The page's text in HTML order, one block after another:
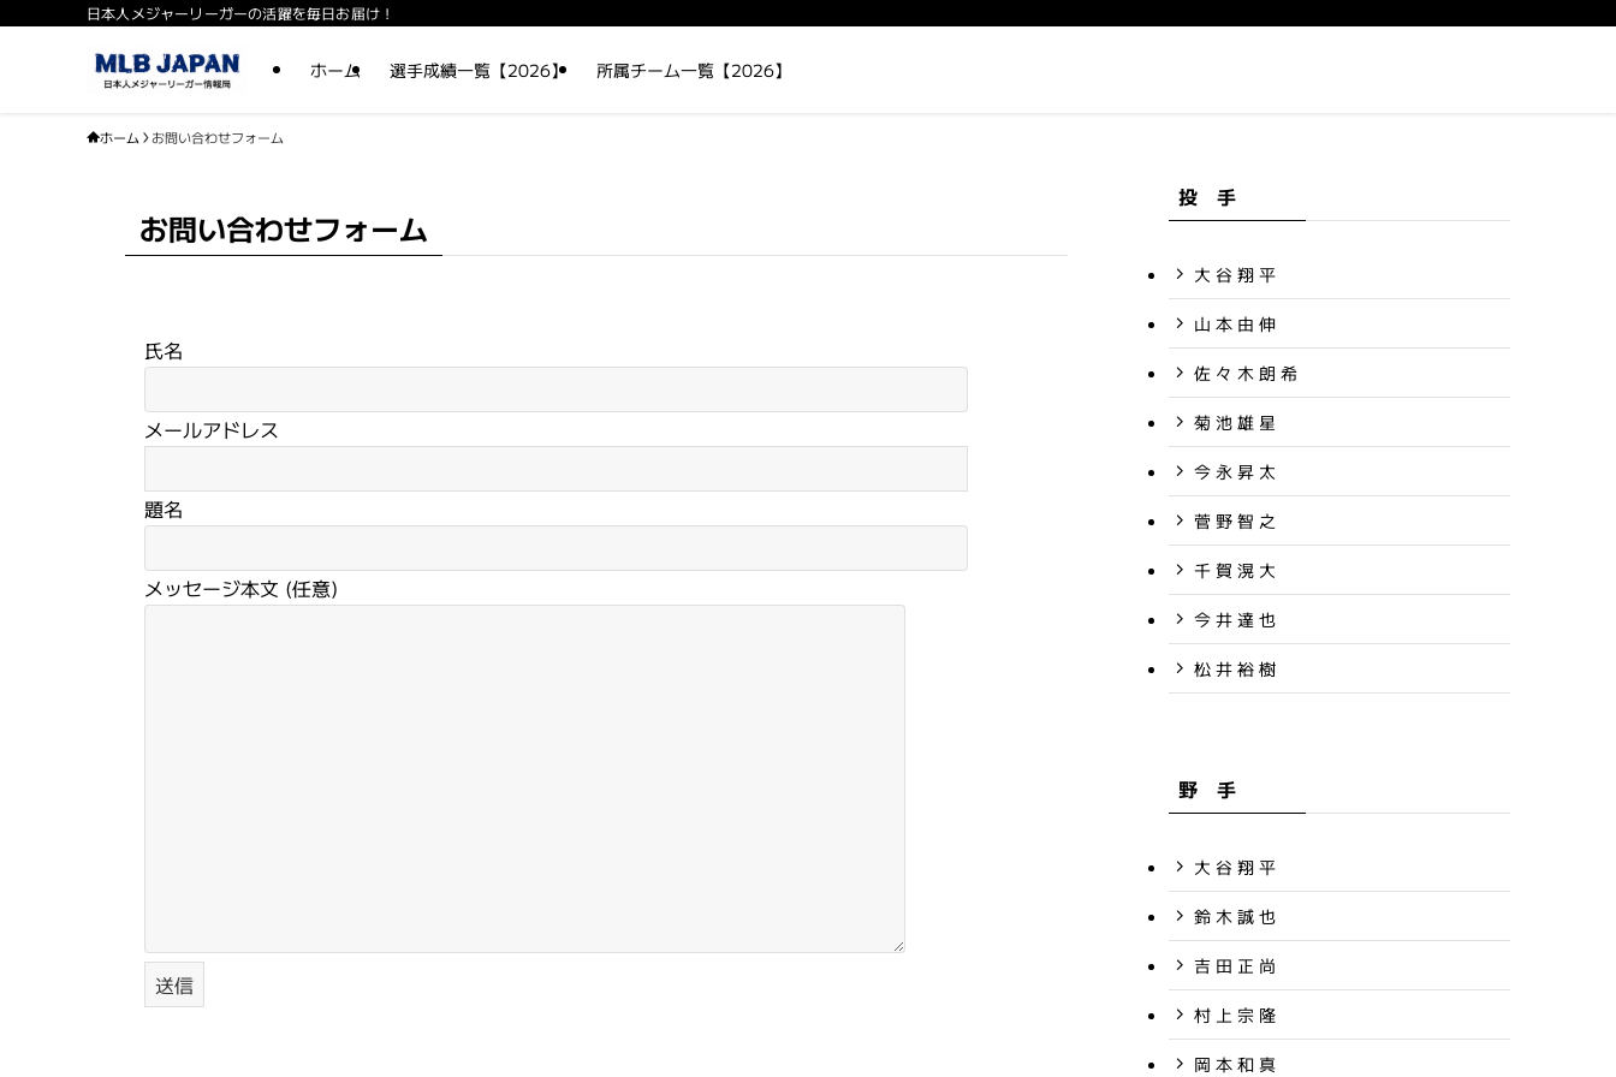
日本人メジャーリーガーの活躍を毎日お届け！
ホーム 選手成績一覧【2026】 所属チーム一覧【2026】
ホーム お問い合わせフォーム
お問い合わせフォーム
氏名
メールアドレス
題名
メッセージ本文 (任意)
投 手
大 谷 翔 平
山 本 由 伸
佐 々 木 朗 希
菊 池 雄 星
今 永 昇 太
菅 野 智 之
千 賀 滉 大
今 井 達 也
松 井 裕 樹
野 手
大 谷 翔 平
鈴 木 誠 也
吉 田 正 尚
村 上 宗 隆
岡 本 和 真